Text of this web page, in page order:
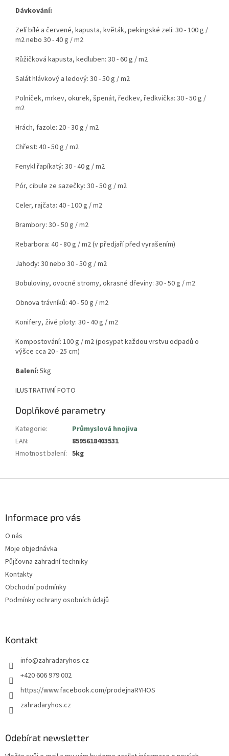
Dávkování:
Zelí bílé a červené, kapusta, květák, pekingské zelí: 30 - 100 g /
m2 nebo 30 - 40 g / m2
Růžičková kapusta, kedluben: 30 - 60 g / m2
Salát hlávkový a ledový: 30 - 50 g / m2
Polníček, mrkev, okurek, špenát, ředkev, ředkvička: 30 - 50 g /
m2
Hrách, fazole: 20 - 30 g / m2
Chřest: 40 - 50 g / m2
Fenykl řapíkatý: 30 - 40 g / m2
Pór, cibule ze sazečky: 30 - 50 g / m2
Celer, rajčata: 40 - 100 g / m2
Brambory: 30 - 50 g / m2
Rebarbora: 40 - 80 g / m2 (v předjaří před vyrašením)
Jahody: 30 nebo 30 - 50 g / m2
Bobuloviny, ovocné stromy, okrasné dřeviny: 30 - 50 g / m2
Obnova trávníků: 40 - 50 g / m2
Konifery, živé ploty: 30 - 40 g / m2
Kompostování: 100 g / m2 (posypat každou vrstvu odpadů o
výšce cca 20 - 25 cm)
Balení: 5kg
ILUSTRATIVNÍ FOTO
Doplňkové parametry
Kategorie:
Průmyslová hnojiva
EAN:
8595618403531
Hmotnost balení: 5kg
Informace pro vás
O nás
Moje objednávka
Půjčovna zahradní techniky
Kontakty
Obchodní podmínky
Podmínky ochrany osobních údajů
Kontakt
info@zahradaryhos.cz
+420 606 979 002
https://www.facebook.com/prodejnaRYHOS
zahradaryhos.cz
Odebírat newsletter